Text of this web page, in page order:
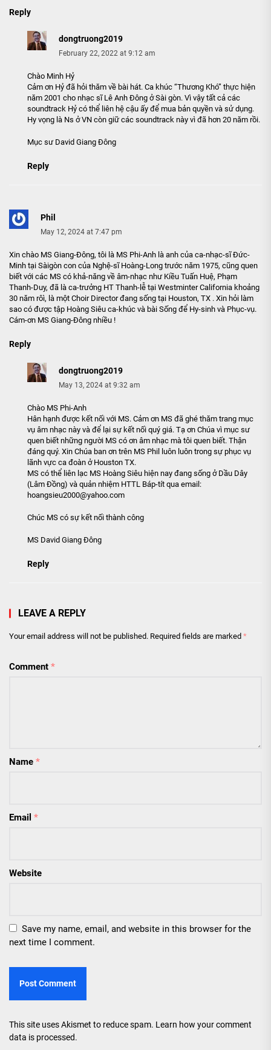
Reply
dongtruong2019
February 22, 2022 at 9:12 am
Chào Minh Hỷ
Cảm ơn Hỷ đã hỏi thăm về bài hát. Ca khúc “Thương Khó” thực hiện
năm 2001 cho nhạc sĩ Lê Anh Đông ở Sài gòn. Vì vậy tất cả các
soundtrack Hỷ có thể liên hệ cậu ấy để mua bản quyền và sử dụng.
Hy vọng là Ns ở VN còn giữ các soundtrack này vì đã hơn 20 năm rồi.
Mục sư David Giang Đông
Reply
Phil
May 12, 2024 at 7:47 pm
Xin chào MS Giang-Đông, tôi là MS Phi-Anh là anh của ca-nhạc-sĩ Đức-
Minh tại Sàigòn con của Nghệ-sĩ Hoàng-Long trước năm 1975, cũng quen
biết với các MS có khả-năng về âm-nhạc như Kiều Tuấn Huệ, Phạm
Thanh-Duy, đã là ca-trưởng HT Thanh-lễ tại Westminter California khoảng
30 năm rôì, là một Choir Director đang sống tại Houston, TX . Xin hỏi làm
sao có được tập Hoàng Siêu ca-khúc và bài Sống để Hy-sinh và Phục-vụ.
Cám-ơn MS Giang-Đông nhiều !
Reply
dongtruong2019
May 13, 2024 at 9:32 am
Chào MS Phi-Anh
Hân hạnh được kết nối với MS. Cảm ơn MS đã ghé thăm trang mục
vụ âm nhạc này và để lại sự kết nối quý giá. Tạ ơn Chúa vì mục sư
quen biết những người MS có ơn âm nhạc mà tôi quen biết. Thận
đáng quý. Xin Chúa ban ơn trên MS Phil luôn luôn trong sự phục vụ
lãnh vực ca đoàn ở Houston TX.
MS có thể liên lạc MS Hoàng Siêu hiện nay đang sống ở Dầu Dây
(Lâm Đồng) và quản nhiệm HTTL Báp-tít qua email:
hoangsieu2000@yahoo.com
Chúc MS có sự kết nối thành công
MS David Giang Đông
Reply
LEAVE A REPLY
Your email address will not be published. Required fields are marked *
Comment *
Name *
Email *
Website
Save my name, email, and website in this browser for the
next time I comment.
This site uses Akismet to reduce spam. Learn how your comment
data is processed.